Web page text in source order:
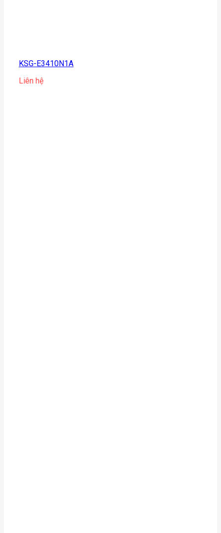
KSG-E3410N1A
Liên hệ